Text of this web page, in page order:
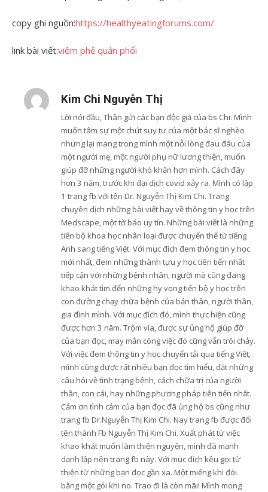
copy ghi nguồn:https://healthyeatingforums.com/
link bài viết:viêm phế quản phổi
Kim Chi Nguyễn Thị
Lời nói đầu, Thân gửi các bạn độc giả của bs Chi. Mình
muốn tâm sự một chút suy tư của một bác sĩ nghèo
nhưng lại mang trong mình một nỗi lòng đau đáu của
một người mẹ, một người phụ nữ lương thiện, muốn
giúp đỡ những người khó khăn hơn mình. Cách đây
hơn 3 năm, trước khi đại dịch covid xảy ra. Mình có lập
1 trang fb với tên Dr. Nguyễn Thị Kim Chi. Trang
chuyên dịch những bài viết hay về thông tin y học trên
Medscape, một tờ báo uy tín. Những bài viết là những
tiến bộ khoa học nhân loại được chuyển thể từ tiếng
Anh sang tiếng Việt. Với mục đích đem thông tin y học
mới nhất, đem những thành tựu y học tiên tiến nhất
tiếp cận với những bệnh nhân, người mà cũng đang
khao khát tìm đến những hy vọng tiến bộ y học trên
con đường chạy chữa bệnh của bản thân, người thân,
gia đình mình. Với mục đích đó, mình thực hiện cũng
được hơn 3 năm. Trộm vía, được sự ủng hộ giúp đỡ
của bạn đọc, may mắn công việc đó cũng vẫn trôi chảy.
Với việc đem thông tin y học chuyển tải qua tiếng Việt,
mình cũng được rất nhiều bạn đọc tìm hiểu, đặt những
câu hỏi về tình trạng bệnh, cách chữa trị của người
thân, con cái, hay những phương pháp tiên tiến nhất.
Cảm ơn tình cảm của bạn đọc đã ủng hộ bs cũng như
trang fb Dr.Nguyễn Thị Kim Chi. Nay trang fb được đổi
tên thành Fb Nguyễn Thị Kim Chi. Xuất phát từ việc
khao khát muốn làm thiện nguyện, mình đã mạnh
dạnh lập nên trang fb này. Với mục đích kêu gọi từ
thiện từ những bạn đọc gần xa. Một miếng khi đói
bằng một gói khi no. Trao đi là còn mãi! Mình mong